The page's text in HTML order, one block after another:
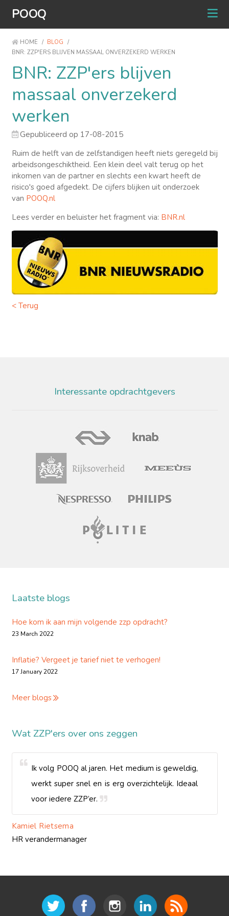
POOQ
HOME / BLOG /
BNR: ZZP'ERS BLIJVEN MASSAAL ONVERZEKERD WERKEN
BNR: ZZP'ers blijven
massaal onverzekerd
werken
Gepubliceerd op 17-08-2015
Ruim de helft van de zelfstandigen heeft niets geregeld bij
arbeidsongeschiktheid. Een klein deel valt terug op het
inkomen van de partner en slechts een kwart heeft de
risico's goed afgedekt. De cijfers blijken uit onderzoek
van POOQ.nl
Lees verder en beluister het fragment via: BNR.nl
< Terug
Interessante opdrachtgevers
Laatste blogs
Hoe kom ik aan mijn volgende zzp opdracht?
23 March 2022
Inflatie? Vergeet je tarief niet te verhogen!
17 January 2022
Meer blogs
Wat ZZP'ers over ons zeggen
Ik volg POOQ al jaren. Het medium is geweldig,
werkt super snel en is erg overzichtelijk. Ideaal
voor iedere ZZP’er.
Kamiel Rietsema
HR verandermanager